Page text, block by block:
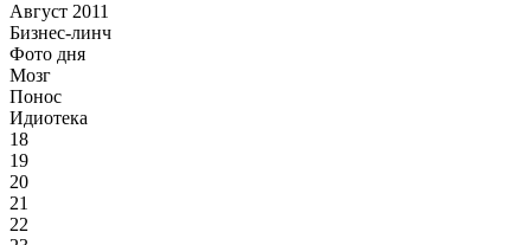
Август 2011
Бизнес-линч
Фото дня
Мозг
Понос
Идиотека
18
19
20
21
22